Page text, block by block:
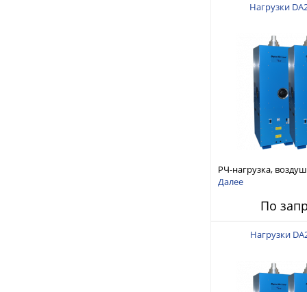
Нагрузки
РЧ-нагрузка,
охлаждение 25кВт
Далее
По
Нагрузки